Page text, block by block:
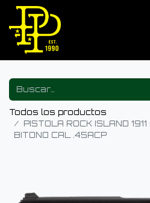
Todos los productos
PISTOLA ROCK ISLAND
BITONO CAL .45ACP